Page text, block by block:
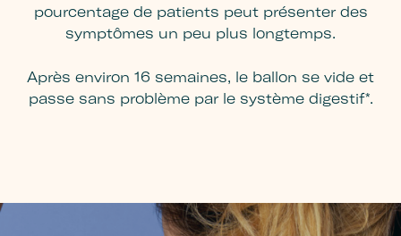
pourcentage de patients peut présenter des
symptômes un peu plus longtemps.
Après environ 16 semaines, le ballon se vide et
passe sans problème par le système digestif*.